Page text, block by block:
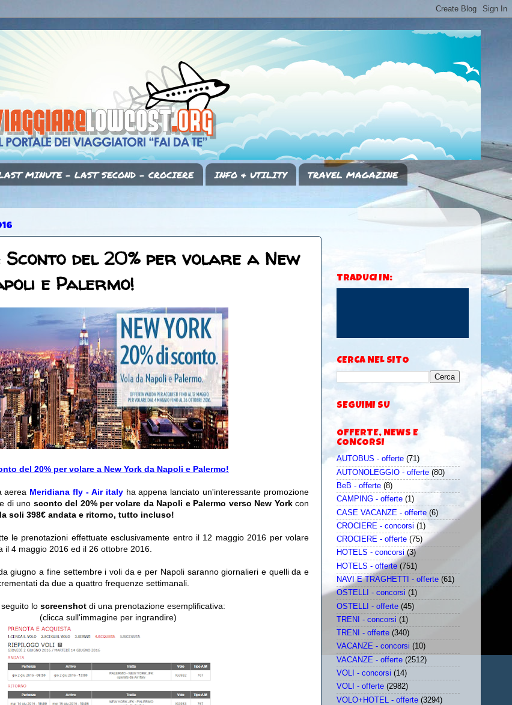
MINUTE - LAST SECOND - CROCIERE INFO & UTILITY
TRAVEL MAGAZINE
del 20% per volare a New
e Palermo!
del 20% per volare a New York da Napoli e Palermo!
aerea Meridiana fly - Air italyha appena lanciato un'interessante promozione
di uno sconto del 20% per volare da Napoli e Palermo verso New Yorkcon
soli 398€ andata e ritorno, tutto incluso!
le prenotazioni effettuate esclusivamente entro il 12 maggio 2016 per volare
il 4 maggio 2016 ed il 26 ottobre 2016.
giugno a fine settembre i voli da e per Napoli saranno giornalieri e quelli da e
da due a quattro frequenze settimanali.
seguito lo screenshot di una prenotazione esemplificativa:
(clicca sull'immagine per ingrandire)
TRADUCI IN:
CERCA NEL SITO
SEGUIMI SU
OFFERTE, NEWS E
CONCORSI
AUTOBUS - offerte (71)
AUTONOLEGGIO - offerte (80)
BeB - offerte (8)
CAMPING - offerte (1)
CASE VACANZE - offerte (6)
CROCIERE - concorsi (1)
CROCIERE - offerte (75)
HOTELS - concorsi (3)
HOTELS - offerte (751)
NAVI E TRAGHETTI - offerte (61)
OSTELLI - concorsi (1)
OSTELLI - offerte (45)
TRENI - concorsi (1)
TRENI - offerte (340)
VACANZE - concorsi (10)
VACANZE - offerte (2512)
VOLI - concorsi (14)
VOLI - offerte (2982)
VOLO+HOTEL - offerte (3294)